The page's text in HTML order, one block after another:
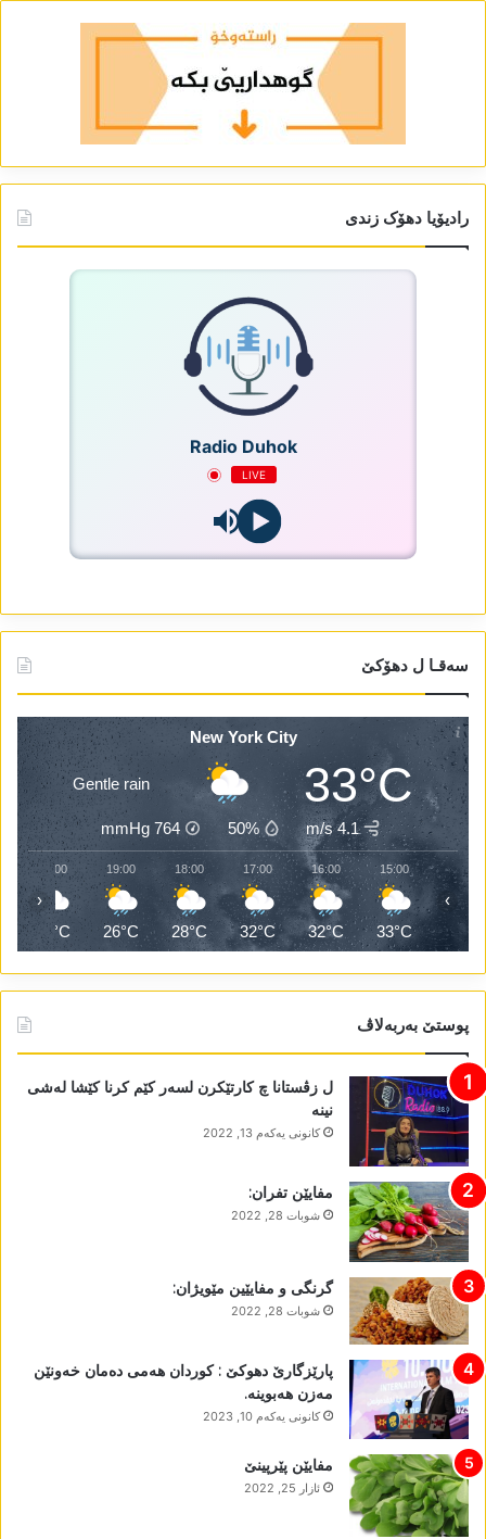
رادیۆیا دھۆک زندی
Radio Duhok
LIVE
سەقـا ل دھۆکێ
New York City
33°C
Gentle rain
4.1 m/s
50%
764
mmHg
15:00
33°C
16:00
32°C
17:00
32°C
18:00
28°C
19:00
26°C
20:00
26°C
‹ ›
پوستێ بەربەلاڤ
ل زڤستانا چ کارتێکرن لسەر کێم کرنا کێشا لەشی
نینە
كانونی یه‌كه‌م 13, 2022
مفایێن تفران:
شوبات 28, 2022
گرنگی و مفایێین مێویژان:
شوبات 28, 2022
پارێزگارێ دھوکێ : کوردان ھەمی دەمان خەونێن
مەزن ھەبوینە.
كانونی یه‌كه‌م 10, 2023
مفایێن پێرپینێ
ئازار 25, 2022